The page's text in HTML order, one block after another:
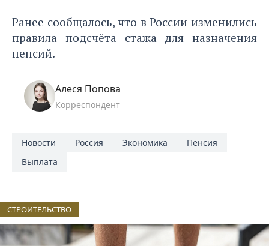
Ранее сообщалось, что в России изменились
правила подсчёта стажа для назначения
пенсий.
Алеся Попова
Корреспондент
Новости Россия Экономика
Пенсия
Выплата
СТРОИТЕЛЬСТВО